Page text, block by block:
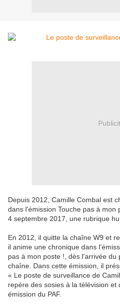
Depuis 2012, Camille Combal est
dans l'émission Touche pas à mon
4 septembre 2017, une rubrique
En 2012, il quitte la chaîne W9 et
il anime une chronique dans
pas à mon poste !, dès l'arrivée
chaîne. Dans cette émission, il
« Le poste de surveillance de
repère des sosies à la télévision
émission du PAF.